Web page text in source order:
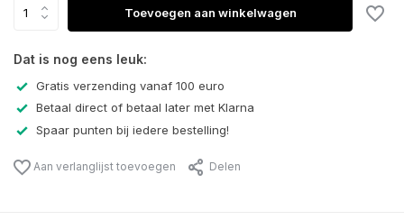
Toevoegen aan winkelwagen
Dat is nog eens leuk:
Gratis verzending vanaf 100 euro
Betaal direct of betaal later met Klarna
Spaar punten bij iedere bestelling!
Aan verlanglijst toevoegen Delen